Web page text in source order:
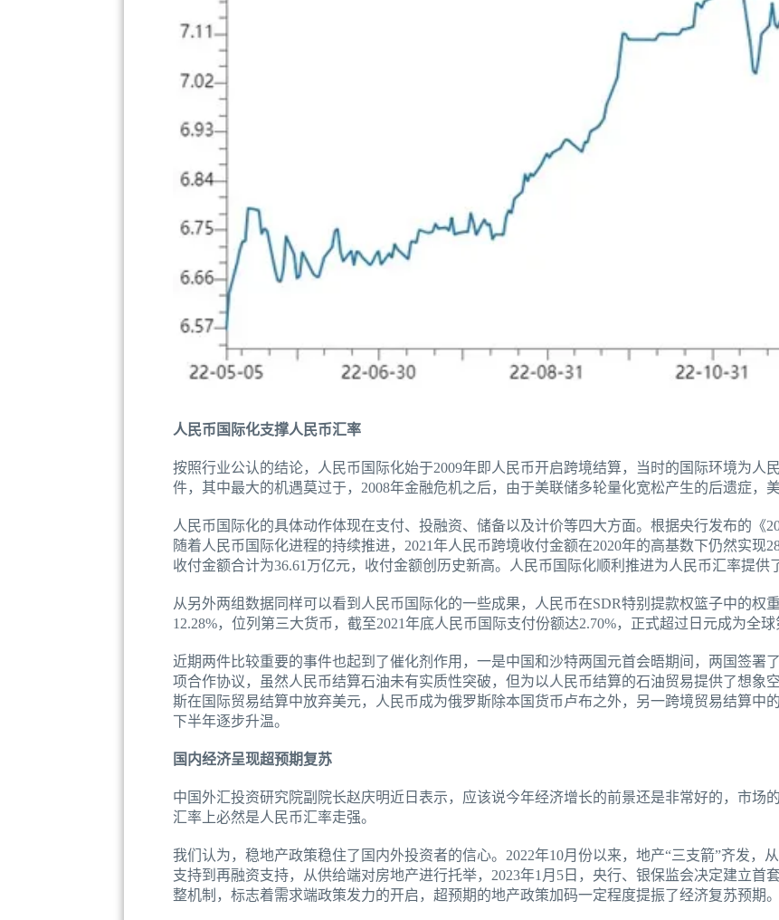
人民币国际化支撑人民币汇率
按照行业公认的结论，人民币国际化始于2009年即人民币开启跨境结算，当时的国际环境为人
件，其中最大的机遇莫过于，2008年金融危机之后，由于美联储多轮量化宽松产生的后遗症，
人民币国际化的具体动作体现在支付、投融资、储备以及计价等四大方面。根据央行发布的《
随着人民币国际化进程的持续推进，2021年人民币跨境收付金额在2020年的高基数下仍然实现
收付金额合计为36.61万亿元，收付金额创历史新高。人民币国际化顺利推进为人民币汇率提供
从另外两组数据同样可以看到人民币国际化的一些成果，人民币在SDR特别提款权篮子中的权
12.28%，位列第三大货币，截至2021年底人民币国际支付份额达2.70%，正式超过日元成为全球
近期两件比较重要的事件也起到了催化剂作用，一是中国和沙特两国元首会晤期间，两国签署
项合作协议，虽然人民币结算石油未有实质性突破，但为以人民币结算的石油贸易提供了想象
斯在国际贸易结算中放弃美元，人民币成为俄罗斯除本国货币卢布之外，另一跨境贸易结算中
下半年逐步升温。
国内经济呈现超预期复苏
中国外汇投资研究院副院长赵庆明近日表示，应该说今年经济增长的前景还是非常好的，市场
汇率上必然是人民币汇率走强。
我们认为，稳地产政策稳住了国内外投资者的信心。2022年10月份以来，地产“三支箭”齐发，
支持到再融资支持，从供给端对房地产进行托举，2023年1月5日，央行、银保监会决定建立首
整机制，标志着需求端政策发力的开启，超预期的地产政策加码一定程度提振了经济复苏预期。